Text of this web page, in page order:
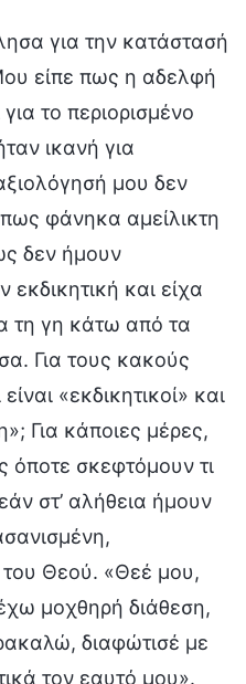
για την κατάστασή
είπε πως η αδελφή
το περιορισμένο
ικανή για
μου δεν
φάνηκα αμείλικτη
δεν ήμουν
και είχα
τη γη κάτω από τα
Για τους κακούς
«εκδικητικοί» και
Για κάποιες μέρες,
όποτε σκεφτόμουν τι
στ’ αλήθεια ήμουν
Θεού. «Θεέ μου,
μοχθηρή διάθεση,
διαφώτισέ με
τον εαυτό μου».